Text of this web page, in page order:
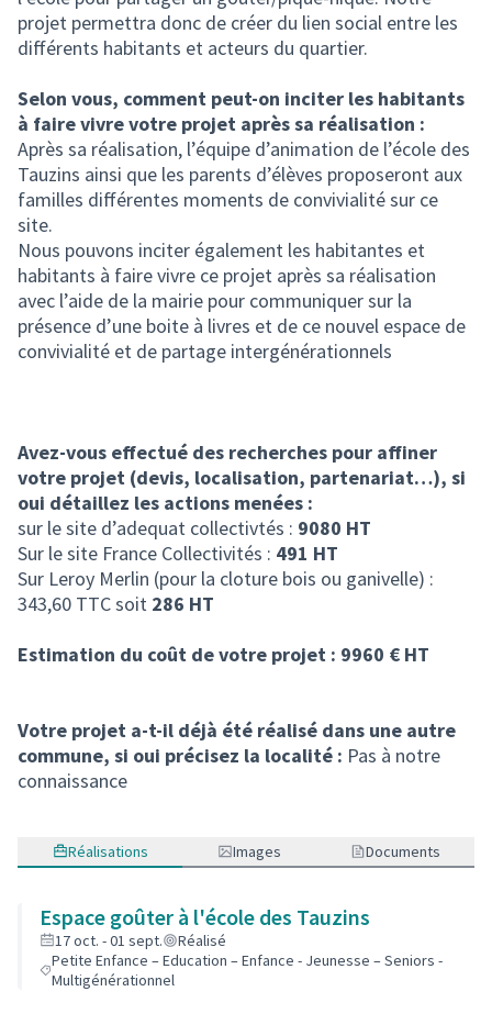
projet permettra donc de créer du lien social entre les
différents habitants et acteurs du quartier.
Selon vous, comment peut-on inciter les habitants
à faire vivre votre projet après sa réalisation :
Après sa réalisation, l’équipe d’animation de l’école des
Tauzins ainsi que les parents d’élèves proposeront aux
familles différentes moments de convivialité sur ce
site.
Nous pouvons inciter également les habitantes et
habitants à faire vivre ce projet après sa réalisation
avec l’aide de la mairie pour communiquer sur la
présence d’une boite à livres et de ce nouvel espace de
convivialité et de partage intergénérationnels
Avez-vous effectué des recherches pour affiner
votre projet (devis, localisation, partenariat…), si
oui détaillez les actions menées :
sur le site d’adequat collectivtés : 9080 HT
Sur le site France Collectivités : 491 HT
Sur Leroy Merlin (pour la cloture bois ou ganivelle) :
343,60 TTC soit 286 HT
Estimation du coût de votre projet : 9960 € HT
Votre projet a-t-il déjà été réalisé dans une autre
commune, si oui précisez la localité : Pas à notre
connaissance
Réalisations Images Documents
Espace goûter à l'école des Tauzins
17 oct. - 01 sept.
Réalisé
Petite Enfance – Education – Enfance - Jeunesse – Seniors -
Multigénérationnel